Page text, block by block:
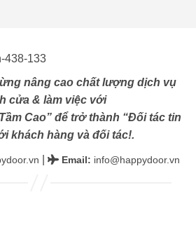
nâng cao chất lượng dịch vụ
cửa & làm việc với
Cao” để trở thành “Đối tác tin
khách hàng và đối tác!.
Email: info@happydoor.vn